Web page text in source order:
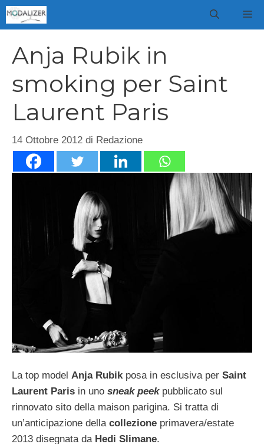
Vai
al
Anja Rubik in
smoking per Saint
Laurent Paris
14 Ottobre 2012 di Redazione
La top model Anja Rubikposa in esclusiva per Saint
Laurent Paris in uno sneak peekpubblicato sul
rinnovato sito della maison parigina. Si tratta di
un’anticipazione della collezione primavera/estate
2013 disegnata da Hedi Slimane.